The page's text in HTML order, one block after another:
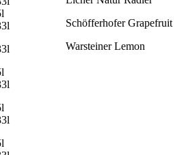
Schöfferhofer Grapefruit
Warsteiner Lemon